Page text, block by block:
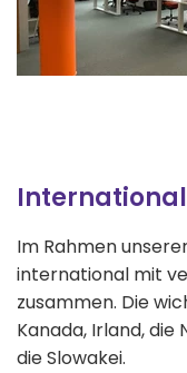
Im Rahmen
international mit
zusammen. Die
Kanada, Irland, die
die Slowakei.